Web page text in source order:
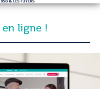
ligne !